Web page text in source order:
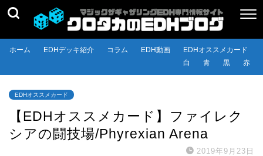
ホーム EDHデッキ紹介 コラム EDH動画
EDHオススメカード
白
青 黒 赤
EDHオススメカード
【EDHオススメカード】ファイレク
シアの闘技場/Phyrexian Arena
2019年9月23日